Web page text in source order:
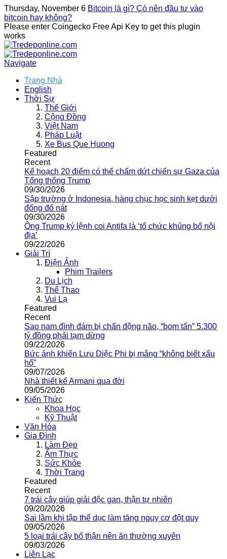
Thursday, November 6 Bitcoin là gì? Có nên đầu tư vào
bitcoin hay không?
Please enter Coingecko Free Api Key to get this plugin
works
Navigate
Trang Nhà
English
Thời Sự
Thế Giới
Cộng Đồng
Việt Nam
Pháp Luật
Xe Bus Que Huong
Featured
Recent
Kế hoạch 20 điểm có thể chấm dứt chiến sự Gaza của
Tổng thống Trump
09/30/2026
Sập trường ở Indonesia, hàng chục học sinh kẹt dưới
đống đổ nát
09/30/2026
Ông Trump ký lệnh coi Antifa là ‘tổ chức khủng bố nội
địa’
09/22/2026
Giải Trí
Điện Ảnh
Phim Trailers
Du Lịch
Thể Thao
Vui Lạ
Featured
Recent
Sao nam đình đám bị chấn động não, “bom tấn” 5.300
tỷ đồng phải tạm dừng
09/22/2026
Bức ảnh khiến Lưu Diệc Phi bị mắng “không biết xấu
hổ”
09/07/2026
Nhà thiết kế Armani qua đời
09/05/2026
Kiến Thức
Khoa Học
Kỹ Thuật
Văn Hóa
Gia Đình
Làm Đẹp
Ẩm Thực
Sức Khỏe
Thời Trang
Featured
Recent
7 trái cây giúp giải độc gan, thận tự nhiên
09/20/2026
Sai lầm khi tập thể dục làm tăng nguy cơ đột quỵ
09/05/2026
5 loại trái cây bổ thận nên ăn thường xuyên
09/03/2026
Liên Lạc